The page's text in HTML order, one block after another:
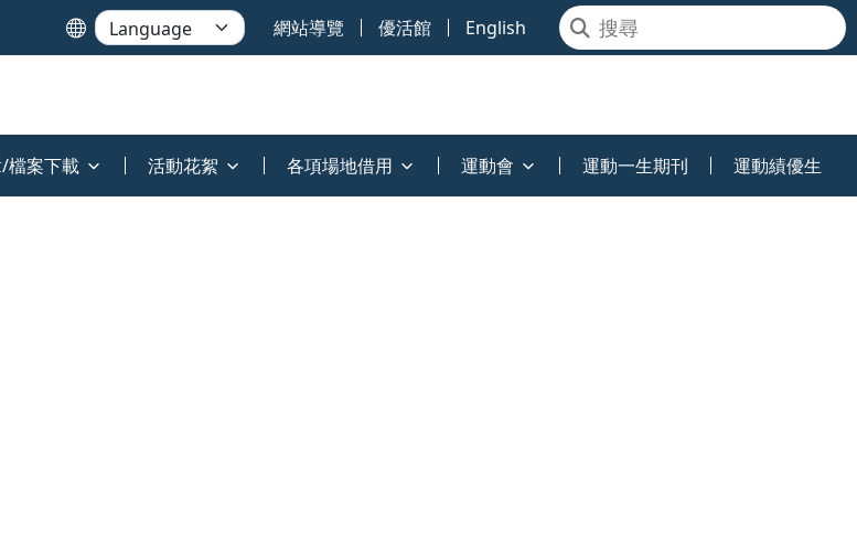
網站導覽 優活館 English
檔案下載 活動花絮 各項場地借用 運動會 運動一生期刊 運動績優生